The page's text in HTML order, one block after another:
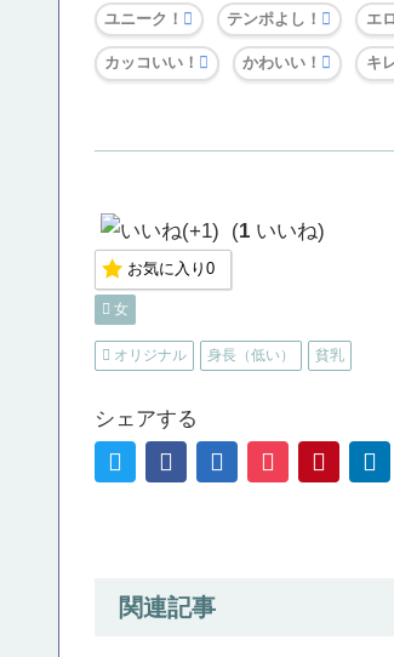
ユニーク！ テンポよし！ エ
カッコいい！ かわいい！ キ
(1いいね)
お気に入り0
女
オリジナル 身長（低い） 貧乳
シェアする
関連記事